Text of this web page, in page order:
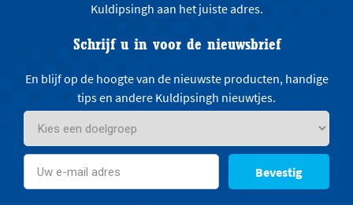
Kuldipsingh aan het juiste adres.
Schrijf u in voor de nieuwsbrief
En blijf op de hoogte van de nieuwste producten, handige
tips en andere Kuldipsingh nieuwtjes.
Bevestig